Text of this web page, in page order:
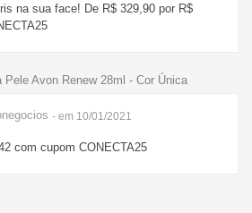
na sua face! De R$ 329,90 por R$
Pele Avon Renew 28ml - Cor Única
- em 10/01/2021
com cupom CONECTA25